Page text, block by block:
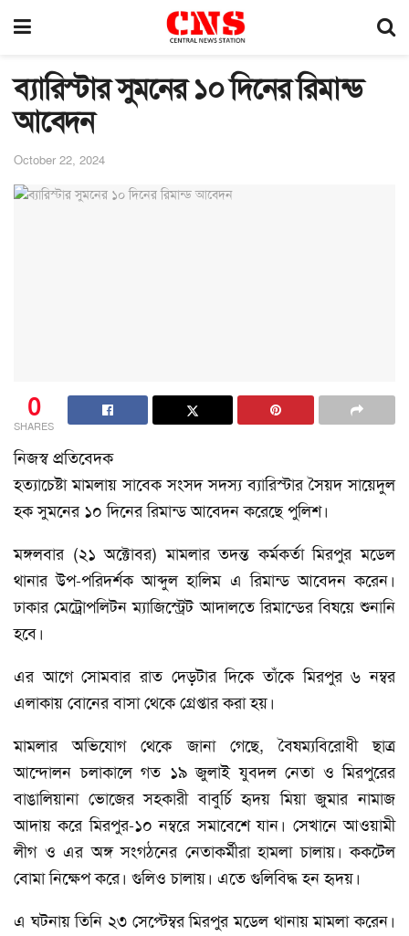
ব্যারিস্টার সুমনের ১০ দিনের রিমান্ড
আবেদন
October 22, 2024
0
SHARES
নিজস্ব প্রতিবেদক
হত্যাচেষ্টা মামলায় সাবেক সংসদ সদস্য ব্যারিস্টার সৈয়দ সায়েদুল
হক সুমনের ১০ দিনের রিমান্ড আবেদন করেছে পুলিশ।
মঙ্গলবার (২১ অক্টোবর) মামলার তদন্ত কর্মকর্তা মিরপুর মডেল
থানার উপ-পরিদর্শক আব্দুল হালিম এ রিমান্ড আবেদন করেন।
ঢাকার মেট্রোপলিটন ম্যাজিস্ট্রেট আদালতে রিমান্ডের বিষয়ে শুনানি
হবে।
এর আগে সোমবার রাত দেড়টার দিকে তাঁকে মিরপুর ৬ নম্বর
এলাকায় বোনের বাসা থেকে গ্রেপ্তার করা হয়।
মামলার অভিযোগ থেকে জানা গেছে, বৈষম্যবিরোধী ছাত্র
আন্দোলন চলাকালে গত ১৯ জুলাই যুবদল নেতা ও মিরপুরের
বাঙালিয়ানা ভোজের সহকারী বাবুর্চি হৃদয় মিয়া জুমার নামাজ
আদায় করে মিরপুর-১০ নম্বরে সমাবেশে যান। সেখানে আওয়ামী
লীগ ও এর অঙ্গ সংগঠনের নেতাকর্মীরা হামলা চালায়। ককটেল
বোমা নিক্ষেপ করে। গুলিও চালায়। এতে গুলিবিদ্ধ হন হৃদয়।
এ ঘটনায় তিনি ২৩ সেপ্টেম্বর মিরপুর মডেল থানায় মামলা করেন।